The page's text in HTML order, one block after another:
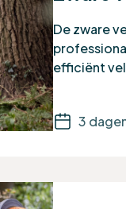
De zware
efficiënt
3